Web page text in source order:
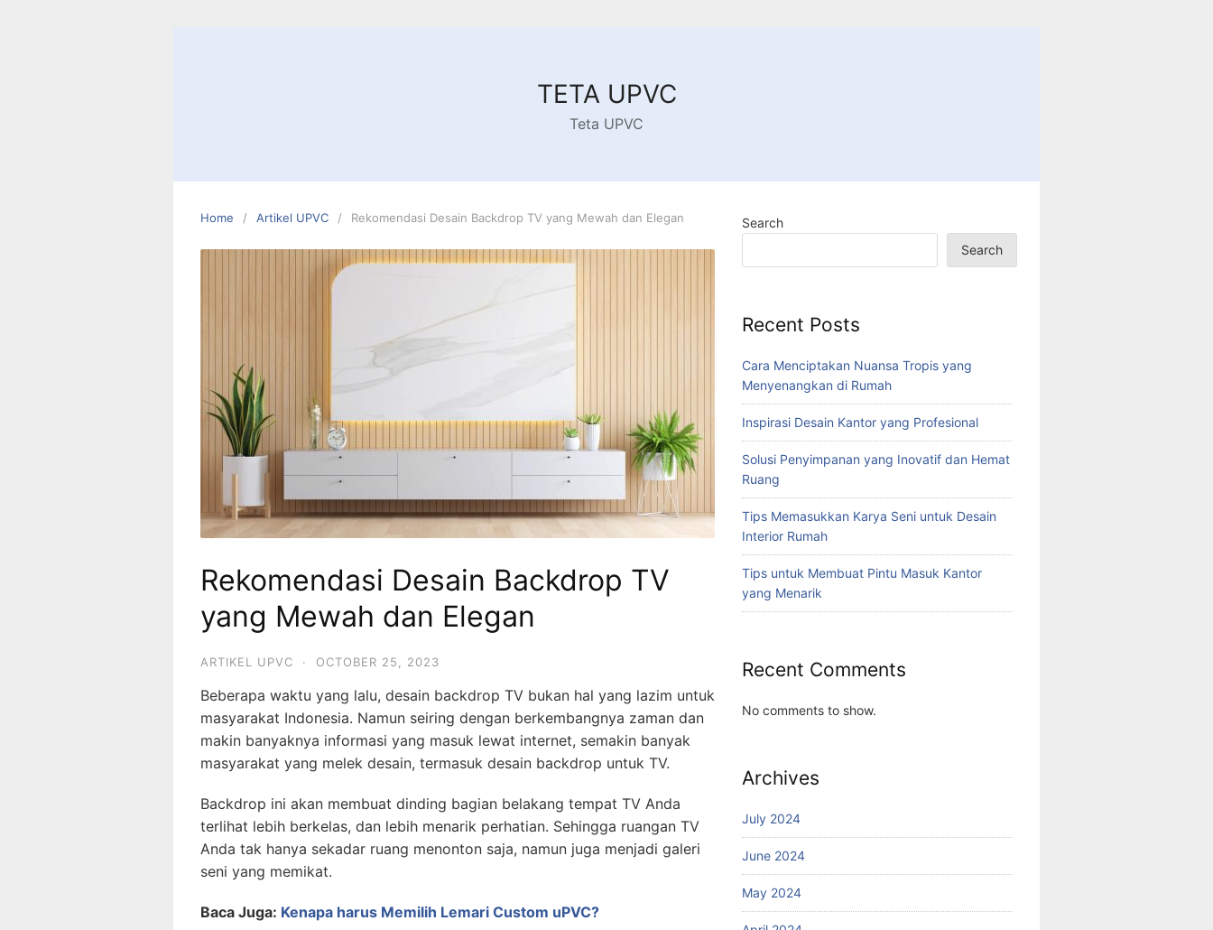
TETA UPVC
Teta UPVC
Home Artikel UPVC Rekomendasi Desain Backdrop TV yang Mewah dan Elegan
Rekomendasi Desain Backdrop TV
yang Mewah dan Elegan
ARTIKEL UPVC · OCTOBER 25, 2023
Beberapa waktu yang lalu, desain backdrop TV bukan hal yang lazim untuk
masyarakat Indonesia. Namun seiring dengan berkembangnya zaman dan
makin banyaknya informasi yang masuk lewat internet, semakin banyak
masyarakat yang melek desain, termasuk desain backdrop untuk TV.
Backdrop ini akan membuat dinding bagian belakang tempat TV Anda
terlihat lebih berkelas, dan lebih menarik perhatian. Sehingga ruangan TV
Anda tak hanya sekadar ruang menonton saja, namun juga menjadi galeri
seni yang memikat.
Baca Juga: Kenapa harus Memilih Lemari Custom uPVC?
Search
Search
Recent Posts
Cara Menciptakan Nuansa Tropis yang
Menyenangkan di Rumah
Inspirasi Desain Kantor yang Profesional
Solusi Penyimpanan yang Inovatif dan Hemat
Ruang
Tips Memasukkan Karya Seni untuk Desain
Interior Rumah
Tips untuk Membuat Pintu Masuk Kantor
yang Menarik
Recent Comments
No comments to show.
Archives
July 2024
June 2024
May 2024